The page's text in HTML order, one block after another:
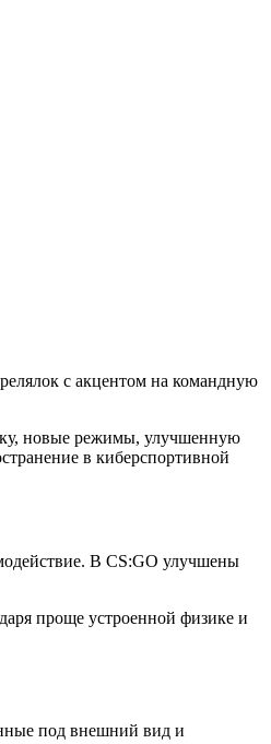
с акцентом на командную
новые режимы, улучшенную
в киберспортивной
В CS:GO улучшены
проще устроенной физике и
под внешний вид и